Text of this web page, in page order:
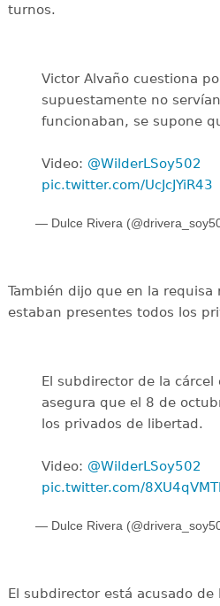
turnos.
Victor Alvaño cuestiona
supuestamente no
funcionaban, se supone
Video: @WilderLSoy502
pic.twitter.com/UcJcJYiR43
— Dulce Rivera
También dijo que en la
estaban presentes todos los
El subdirector de la cárcel
asegura que el 8 de
los privados de libertad.
Video: @WilderLSoy502
pic.twitter.com/
— Dulce Rivera
El subdirector está acusado de